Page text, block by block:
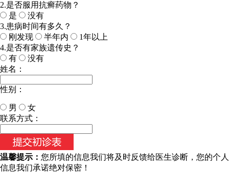
2.是否服用抗癣药物？
是
没有
3.患病时间有多久？
刚发现
半年内
1年以上
4.是否有家族遗传史？
有
没有
姓名：
性别：
男
女
今天日期：
联系方式：
温馨提示： 您所填的信息我们将及时反馈给医生诊断，您的个人
信息我们承诺绝对保密！